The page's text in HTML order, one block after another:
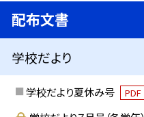
配布文書
学校だより
学校だより夏休み号 PDF